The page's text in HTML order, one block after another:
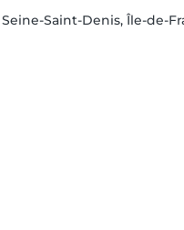
Seine-Saint-Denis, Île-de-